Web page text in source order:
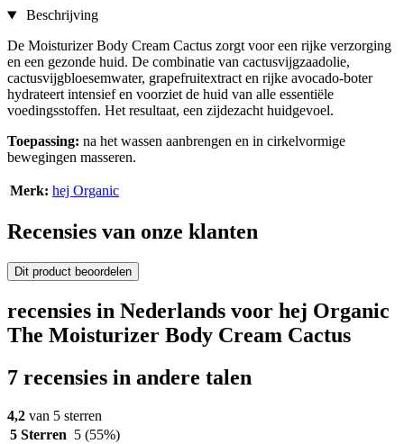
Beschrijving
De Moisturizer Body Cream Cactus zorgt voor een rijke verzorging
en een gezonde huid. De combinatie van cactusvijgzaadolie,
cactusvijgbloesemwater, grapefruitextract en rijke avocado-boter
hydrateert intensief en voorziet de huid van alle essentiële
voedingsstoffen. Het resultaat, een zijdezacht huidgevoel.
Toepassing: na het wassen aanbrengen en in cirkelvormige
bewegingen masseren.
Merk: hej Organic
Recensies van onze klanten
Dit product beoordelen
recensies in Nederlands voor hej Organic
The Moisturizer Body Cream Cactus
7 recensies in andere talen
4,2 van 5 sterren
5 Sterren 5 (55%)